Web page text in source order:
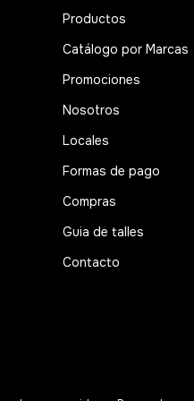
Productos
Catálogo por Marcas
Promociones
Nosotros
Locales
Formas de pago
Compras
Guia de talles
Contacto